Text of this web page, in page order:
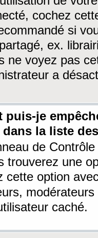
cochez
si
ex.
ne voyez pas
a
puis-je
dans la liste
de
trouverez une
cette option
caché.